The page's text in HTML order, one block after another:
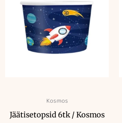
Kosmos
Jäätisetopsid 6tk / Kosmos